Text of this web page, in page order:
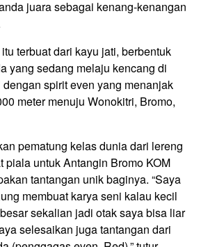
juara sebagai kenang-kenangan
terbuat dari kayu jati, berbentuk
yang sedang melaju kencang di
spirit even yang menanjak
meter menuju Wonokitri, Bromo,
pematung kelas dunia dari lereng
piala untuk Antangin Bromo KOM
tantangan unik baginya. “Saya
membuat karya seni kalau kecil
sekalian jadi otak saya bisa liar
selesaikan juga tantangan dari